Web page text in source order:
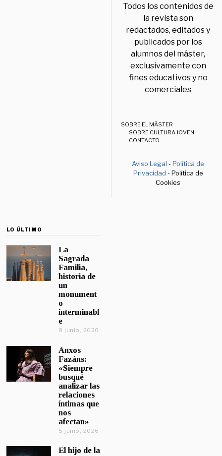
Todos los contenidos de
la revista son
redactados, editados y
publicados por los
alumnos del máster,
exclusivamente con
fines educativos y no
comerciales
SOBRE EL MÁSTER
SOBRE CULTURA JOVEN
CONTACTO
Aviso Legal -Política de
Privacidad - Política de
Cookies
LO ÚLTIMO
La
Sagrada
Familia,
historia de
un
monument
o
interminabl
e
8 junio, 2026
Anxos
Fazáns:
«Siempre
busqué
analizar las
relaciones
íntimas que
nos
afectan»
5 junio, 2026
El hijo de la